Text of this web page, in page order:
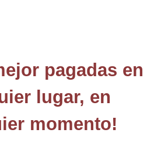
pagadas en
lugar, en
momento!